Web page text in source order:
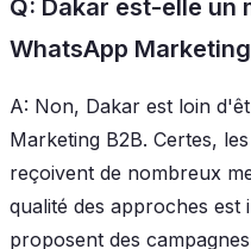
Q: Dakar est-elle un
WhatsApp Marketing
A: Non, Dakar est loin
Marketing B2B. Certes,
reçoivent de nombreux
qualité des approches est
proposent des